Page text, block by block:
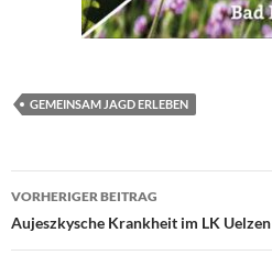
GEMEINSAM JAGD ERLEBEN
Beitragsnavigation
VORHERIGER BEITRAG
Aujeszkysche Krankheit im LK Uelzen